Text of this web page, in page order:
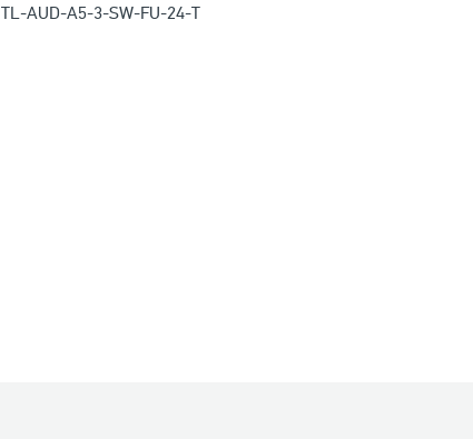
TL-AUD-A5-3-SW-FU-24-T